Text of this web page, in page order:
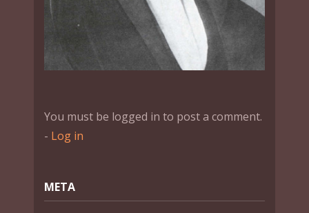
You must be logged in to post a comment.
- Log in
МЕТА